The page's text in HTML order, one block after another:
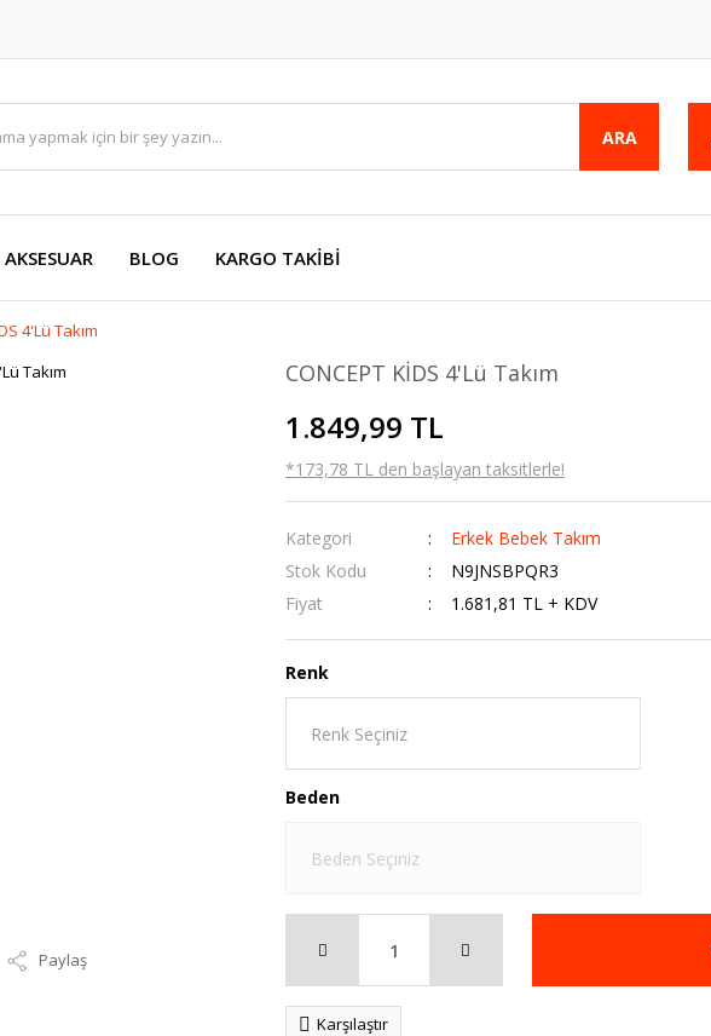
ARA
AKSESUAR BLOG KARGO TAKİBİ
4'Lü Takım
Paylaş
CONCEPT KİDS 4'Lü Takım
1.849,99 TL
*173,78 TL den başlayan taksitlerle!
Kategori
Erkek Bebek Takım
Stok Kodu
N9JNSBPQR3
Fiyat
1.681,81 TL + KDV
Renk
Beden
Karşılaştır